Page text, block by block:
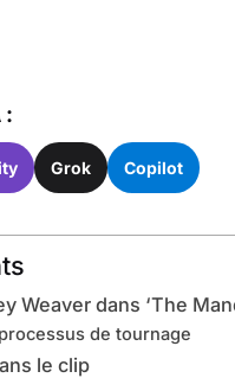
:
Grok Copilot
Weaver dans ‘The
de tournage
le clip